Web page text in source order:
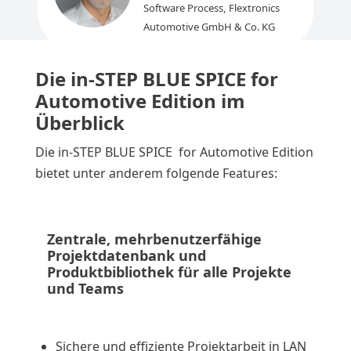
Software Process, Flextronics
Automotive GmbH & Co. KG
Die in-STEP BLUE SPICE for
Automotive Edition im
Überblick
Die in-STEP BLUE SPICE for Automotive Edition
bietet unter anderem folgende Features:
Zentrale, mehrbenutzerfähige
Projektdatenbank und
Produktbibliothek für alle Projekte
und Teams
Sichere und effiziente Projektarbeit in LAN